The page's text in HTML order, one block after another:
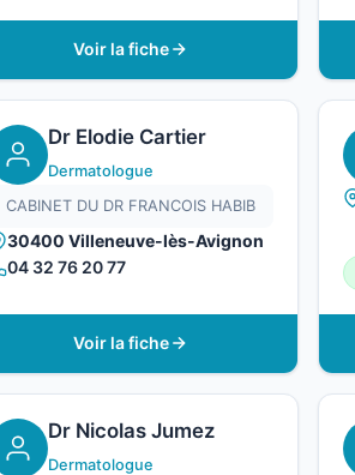
Voir la fiche
Dr Elodie Cartier
Dermatologue
CABINET DU DR FRANCOIS HABIB
30400 Villeneuve-lès-Avignon
04 32 76 20 77
Voir la fiche
Dr Nicolas Jumez
Dermatologue